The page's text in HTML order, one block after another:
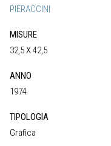
PIERACCINI
MISURE
32,5 X 42,5
ANNO
1974
TIPOLOGIA
Grafica